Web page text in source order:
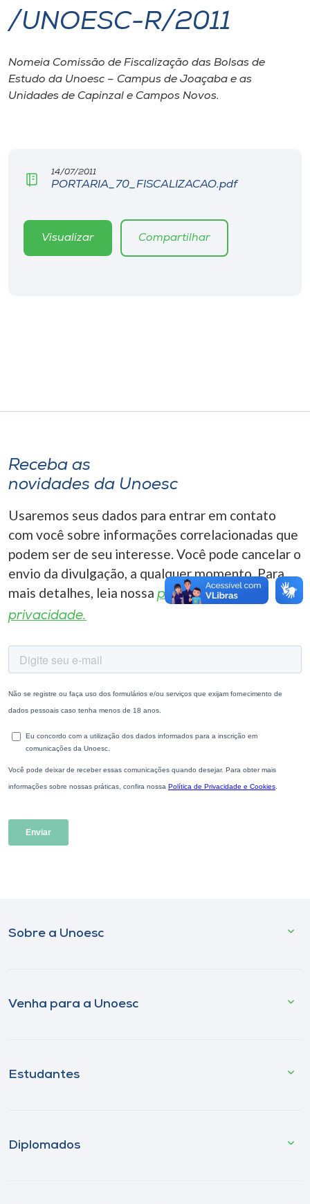
I.nova
Diplomados
Editora
A+
/UNOESC-R/2011
Nomeia Comissão de Fiscalização das Bolsas de
Estudo da Unoesc – Campus de Joaçaba e as
Unidades de Capinzal e Campos Novos.
14/07/2011
PORTARIA_70_FISCALIZACAO.pdf
Visualizar Compartilhar
Receba as
novidades da Unoesc
Usaremos seus dados para entrar em contato
com você sobre informações correlacionadas que
podem ser de seu interesse. Você pode cancelar o
envio da divulgação, a qualquer momento. Para
mais detalhes, leia nossa política de
privacidade.
Sobre a Unoesc
Venha para a Unoesc
Estudantes
Diplomados